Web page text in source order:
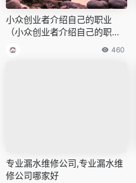
小众创业者介绍自己的职业
（小众创业者介绍自己的职业
怎么写）
460
专业漏水维修公司,专业漏水维
修公司哪家好